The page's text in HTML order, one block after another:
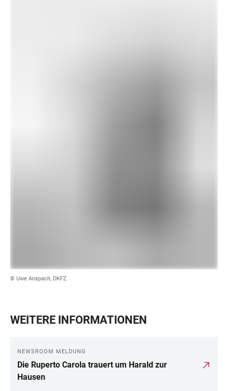
© Uwe Anspach, DKFZ
WEITERE INFORMATIONEN
NEWSROOM MELDUNG
Die Ruperto Carola trauert um Harald zur
Hausen